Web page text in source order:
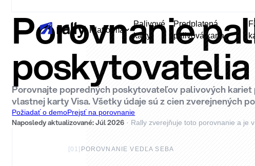
Platforma
Palivové
karty
Predplatená
palivová karta
Porovnanie
Porovnajte popredných poskytovateľov palivových
vlastnej karty Visa. Všetky údaje sú z cien zverejnených
Požiadať o demoPrejsť na porovnanie
Naposledy aktualizované:Júl 2026 · Rally zverejňuje toto porovnanie a je
[01] POROVNANIE VEDĽA SEBA